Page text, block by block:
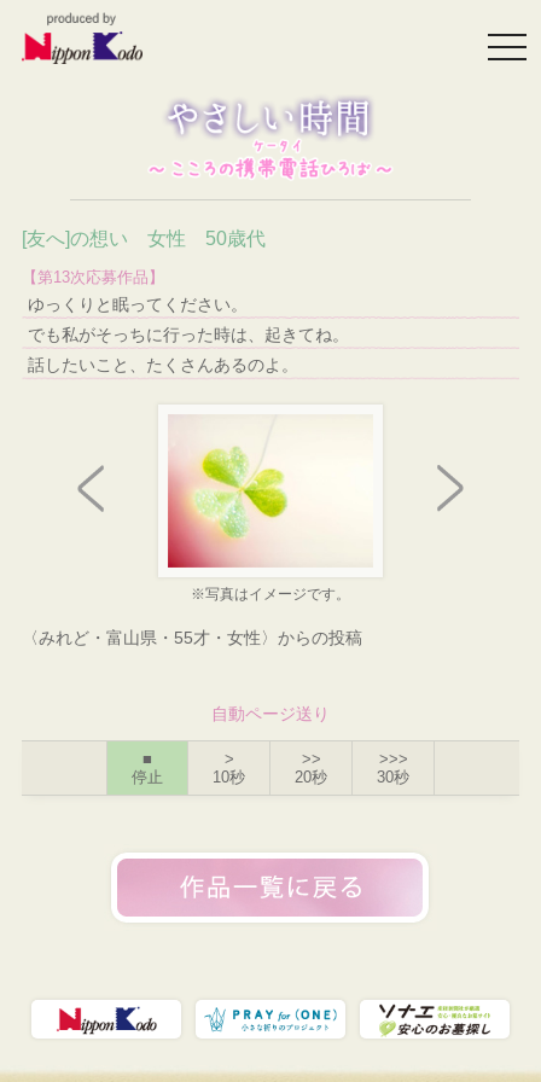
[友へ]の想い 女性 50歳代
【第13次応募作品】
ゆっくりと眠ってください。
でも私がそっちに行った時は、起きてね。
話したいこと、たくさんあるのよ。
※写真はイメージです。
〈みれど・富山県・55才・女性〉からの投稿
自動ページ送り
■
停止
>
10秒
>>
20秒
>>>
30秒